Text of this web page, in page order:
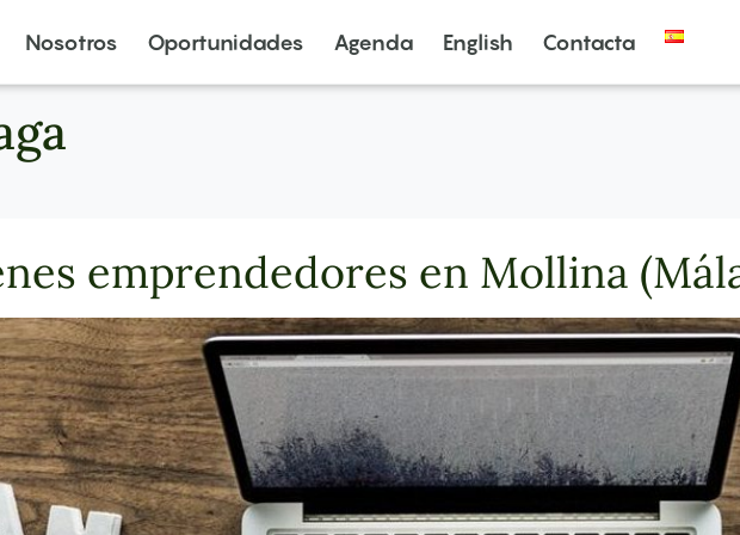
Nosotros Oportunidades Agenda English Contacta
emprendedores en Mollina